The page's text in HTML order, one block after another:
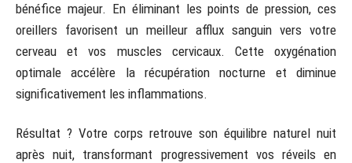
bénéfice majeur. En éliminant les points de pression, ces
oreillers favorisent un meilleur afflux sanguin vers votre
cerveau et vos muscles cervicaux. Cette oxygénation
optimale accélère la récupération nocturne et diminue
significativement les inflammations.
Résultat ? Votre corps retrouve son équilibre naturel nuit
après nuit, transformant progressivement vos réveils en